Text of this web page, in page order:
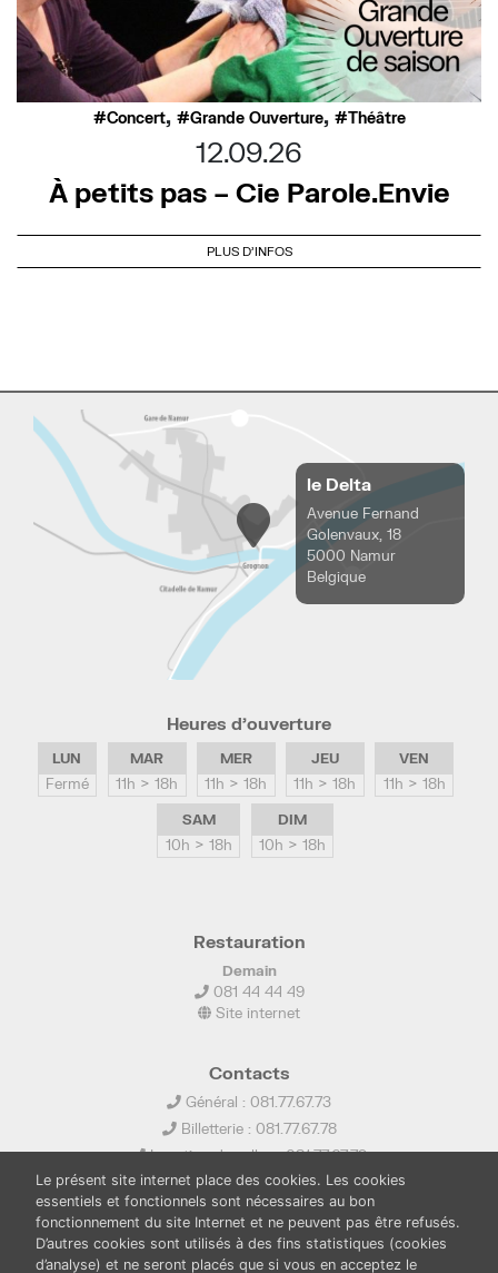
Concert, Grande Ouverture, Théâtre
12.09.26
À petits pas – Cie Parole.Envie
PLUS D'INFOS
le Delta
Avenue Fernand
Golenvaux, 18
5000 Namur
Belgique
Heures d’ouverture
LUN
Fermé
MAR
11h > 18h
MER
11h > 18h
JEU
11h > 18h
VEN
11h > 18h
SAM
10h > 18h
DIM
10h > 18h
Restauration
Demain
081 44 44 49
Site internet
Contacts
Général : 081.77.67.73
Billetterie : 081.77.67.78
Location de salles : 081.77.67.79
info@ledelta.be
Le présent site internet place des cookies. Les cookies
essentiels et fonctionnels sont nécessaires au bon
fonctionnement du site Internet et ne peuvent pas être refusés.
D’autres cookies sont utilisés à des fins statistiques (cookies
d’analyse) et ne seront placés que si vous en acceptez le